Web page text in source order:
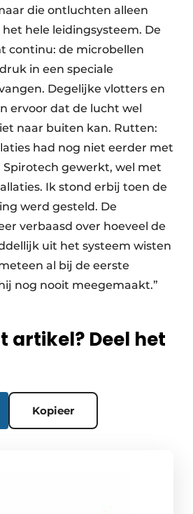
die ontluchten alleen
hele leidingsysteem. De
continu: de microbellen
in een speciale
Degelijke vlotters en
ervoor dat de lucht wel
naar buiten kan. Rutten:
had nog niet eerder met
gewerkt, wel met
Ik stond erbij toen de
werd gesteld. De
verbaasd over hoeveel de
uit het systeem wisten
al bij de eerste
nog nooit meegemaakt.”
artikel? Deel het
Kopieer